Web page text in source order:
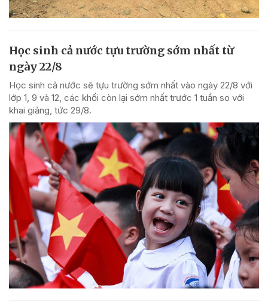
Học sinh cả nước tựu trường sớm nhất từ
ngày 22/8
Học sinh cả nước sẽ tựu trường sớm nhất vào ngày 22/8 với
lớp 1, 9 và 12, các khối còn lại sớm nhất trước 1 tuần so với
khai giảng, tức 29/8.